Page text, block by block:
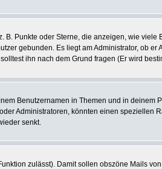
Punkte oder Sterne, die anzeigen, wie
gebunden. Es liegt am Administrator, ob
ihn nach dem Grund fragen (Er wird
Benutzernamen in Themen und in
Administratoren, könnten einen
senkt.
zulässt). Damit sollen obszöne Mails